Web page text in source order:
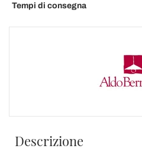
Tempi di consegna
Descrizione